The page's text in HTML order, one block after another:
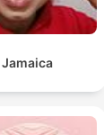
Jamaica